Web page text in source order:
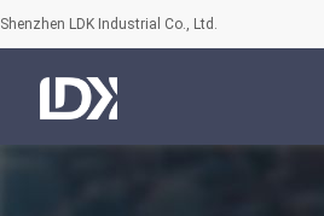
Shenzhen LDK Industrial Co., Ltd.